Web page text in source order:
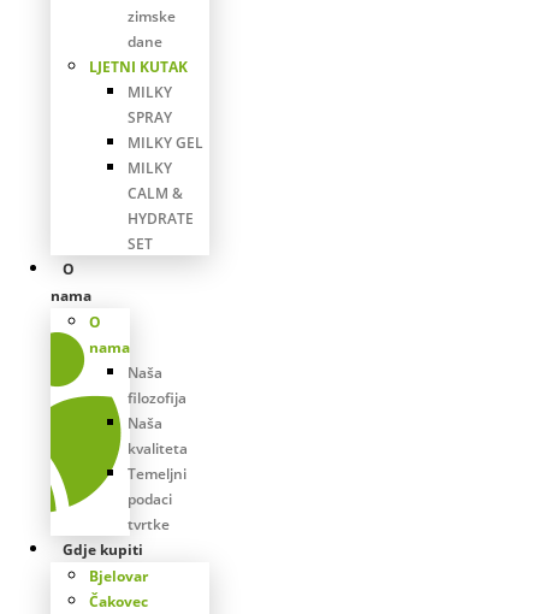
zimske
dane
LJETNI KUTAK
MILKY
SPRAY
MILKY GEL
MILKY
CALM &
HYDRATE
SET
O
nama
O
nama
Naša
filozofija
Naša
kvaliteta
Temeljni
podaci
tvrtke
Gdje kupiti
Bjelovar
Čakovec